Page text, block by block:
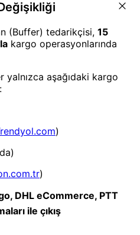
Yenilik ve hızı keşfedin, işinizi
Google Play